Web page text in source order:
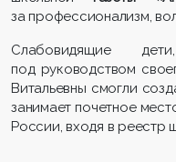
за профессионализм,
Слабовидящие
под руководством
Витальевны смогли
занимает почетное
России, входя в реестр